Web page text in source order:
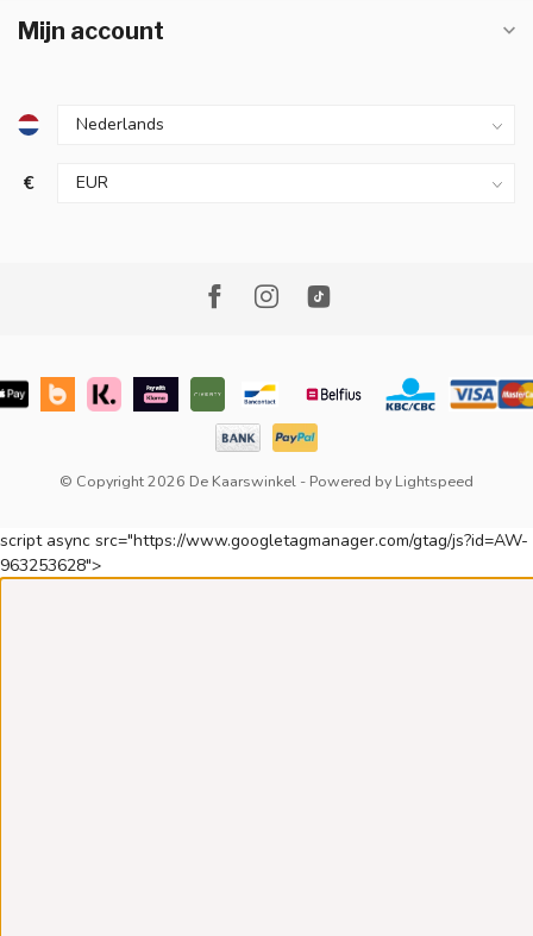
Mijn account
€
© Copyright 2026 De Kaarswinkel - Powered by Lightspeed
script async src="https://www.googletagmanager.com/gtag/js?id=AW-
963253628">